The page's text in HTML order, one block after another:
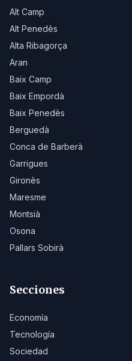
Alt Camp
Alt Penedès
Alta Ribagorça
Aran
Baix Camp
Baix Empordà
Baix Penedès
Berguedà
Conca de Barberà
Garrigues
Gironès
Maresme
Montsià
Osona
Pallars Sobirà
Secciones
Economía
Tecnología
Sociedad